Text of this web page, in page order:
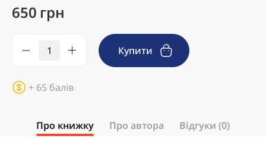
650 грн
Купити
+ 65 балів
Про книжку Про автора Відгуки (0)